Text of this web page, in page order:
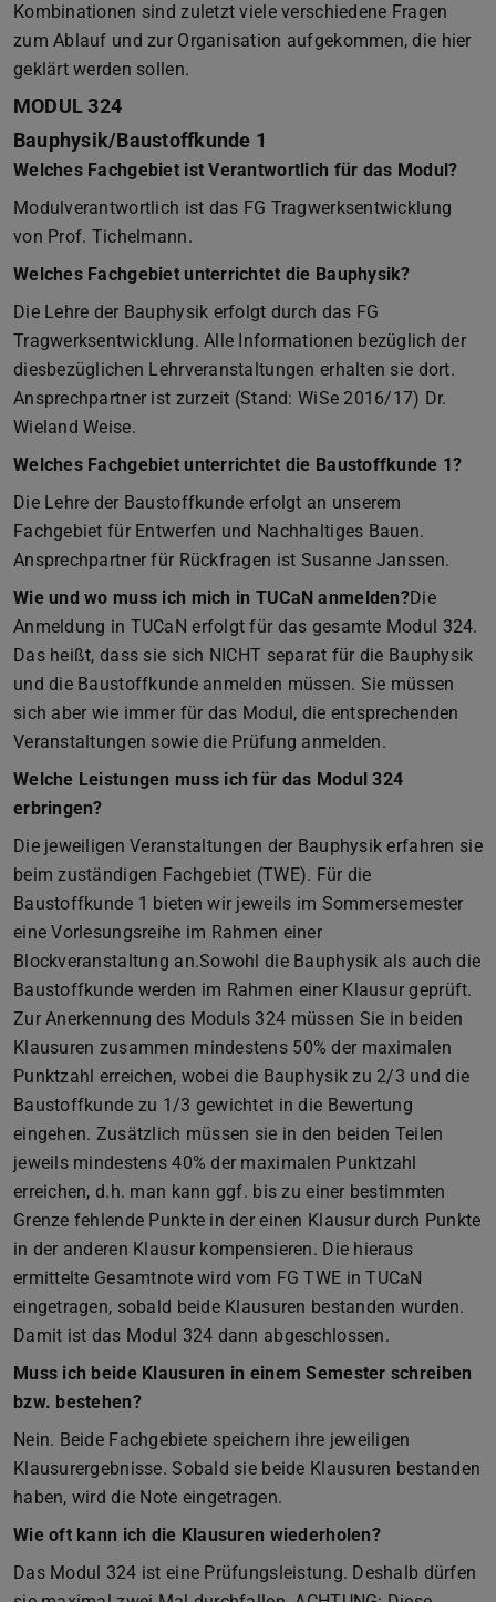
Kombinationen sind zuletzt viele verschiedene Fragen
zum Ablauf und zur Organisation aufgekommen, die hier
geklärt werden sollen.
MODUL 324
Bauphysik/Baustoffkunde 1
Welches Fachgebiet ist Verantwortlich für das Modul?
Modulverantwortlich ist das FG Tragwerksentwicklung
von Prof. Tichelmann.
Welches Fachgebiet unterrichtet die Bauphysik?
Die Lehre der Bauphysik erfolgt durch das FG
Tragwerksentwicklung. Alle Informationen bezüglich der
diesbezüglichen Lehrveranstaltungen erhalten sie dort.
Ansprechpartner ist zurzeit (Stand: WiSe 2016/17) Dr.
Wieland Weise.
Welches Fachgebiet unterrichtet die Baustoffkunde 1?
Die Lehre der Baustoffkunde erfolgt an unserem
Fachgebiet für Entwerfen und Nachhaltiges Bauen.
Ansprechpartner für Rückfragen ist Susanne Janssen.
Wie und wo muss ich mich in TUCaN anmelden?Die
Anmeldung in TUCaN erfolgt für das gesamte Modul 324.
Das heißt, dass sie sich NICHT separat für die Bauphysik
und die Baustoffkunde anmelden müssen. Sie müssen
sich aber wie immer für das Modul, die entsprechenden
Veranstaltungen sowie die Prüfung anmelden.
Welche Leistungen muss ich für das Modul 324
erbringen?
Die jeweiligen Veranstaltungen der Bauphysik erfahren sie
beim zuständigen Fachgebiet (TWE). Für die
Baustoffkunde 1 bieten wir jeweils im Sommersemester
eine Vorlesungsreihe im Rahmen einer
Blockveranstaltung an.Sowohl die Bauphysik als auch die
Baustoffkunde werden im Rahmen einer Klausur geprüft.
Zur Anerkennung des Moduls 324 müssen Sie in beiden
Klausuren zusammen mindestens 50% der maximalen
Punktzahl erreichen, wobei die Bauphysik zu 2/3 und die
Baustoffkunde zu 1/3 gewichtet in die Bewertung
eingehen. Zusätzlich müssen sie in den beiden Teilen
jeweils mindestens 40% der maximalen Punktzahl
erreichen, d.h. man kann ggf. bis zu einer bestimmten
Grenze fehlende Punkte in der einen Klausur durch Punkte
in der anderen Klausur kompensieren. Die hieraus
ermittelte Gesamtnote wird vom FG TWE in TUCaN
eingetragen, sobald beide Klausuren bestanden wurden.
Damit ist das Modul 324 dann abgeschlossen.
Muss ich beide Klausuren in einem Semester schreiben
bzw. bestehen?
Nein. Beide Fachgebiete speichern ihre jeweiligen
Klausurergebnisse. Sobald sie beide Klausuren bestanden
haben, wird die Note eingetragen.
Wie oft kann ich die Klausuren wiederholen?
Das Modul 324 ist eine Prüfungsleistung. Deshalb dürfen